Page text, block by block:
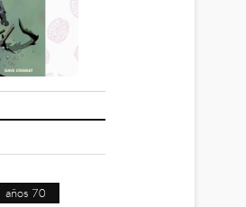
años 70